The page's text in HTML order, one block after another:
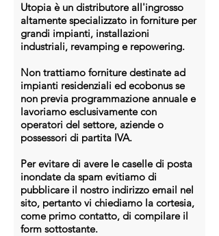
Fino al 30% in più di energia grazie
agli ottimizzatori
Disponibilità del doppio della
potenza per la ricarica della batteria
Miglior Esperienza
Ottimizzatore universale per una
gestione più efficiente
Auto-mappatura dei moduli in soli
5 sec
Utopia è un distributore all'ingrosso
altamente specializzato in forniture per
grandi impianti, installazioni
industriali, revamping e repowering.
Non trattiamo forniture destinate ad
impianti residenziali ed ecobonus se
non previa programmazione annuale e
lavoriamo esclusivamente con
operatori del settore, aziende o
possessori di partita IVA.
Per evitare di avere le caselle di posta
inondate da spam evitiamo di
pubblicare il nostro indirizzo email nel
sito, pertanto vi chiediamo la cortesia,
come primo contatto, di compilare il
form sottostante.